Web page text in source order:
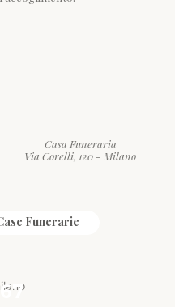
Casa Funeraria
Via Corelli, 120 - Milano
Funerarie